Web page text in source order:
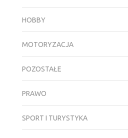
HOBBY
MOTORYZACJA
POZOSTAŁE
PRAWO
SPORT I TURYSTYKA